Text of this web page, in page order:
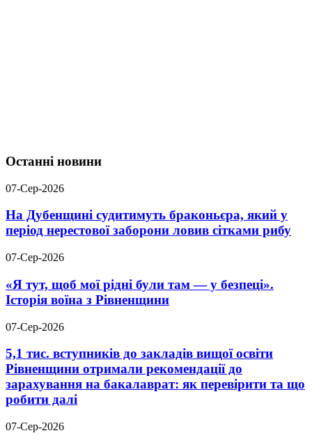
Останні новини
07-Сер-2026
На Дубенщині судитимуть браконьєра, який у
період нерестової заборони ловив сітками рибу
07-Сер-2026
«Я тут, щоб мої рідні були там — у безпеці».
Історія воїна з Рівненщини
07-Сер-2026
5,1 тис. вступників до закладів вищої освіти
Рівненщини отримали рекомендації до
зарахування на бакалаврат: як перевірити та що
робити далі
07-Сер-2026